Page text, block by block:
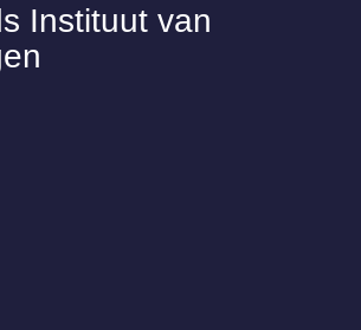
Instituut van